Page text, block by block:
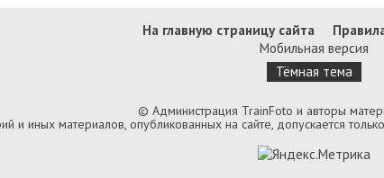
На главную страницу сайта
Мобильная версия
Тёмная тема
© Администрация TrainFoto и авторы
и иных материалов, опубликованных на сайте, допускается